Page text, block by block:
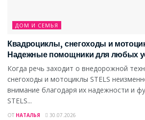
ДОМ И СЕМЬЯ
Квадроциклы, снегоходы и
Надежные помощники для любых
Когда речь заходит о внедорожной
снегоходы и мотоциклы STELS
внимание благодаря их надежности и
STELS...
ОТ НАТАЛЬЯ 30.07.2026